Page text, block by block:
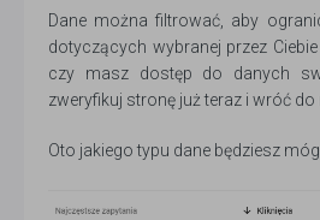
Dane można filtrować, aby
dotyczących wybranej przez
czy masz dostęp do danych
zweryfikuj stronę już teraz i wróć do
Oto jakiego typu dane będziesz